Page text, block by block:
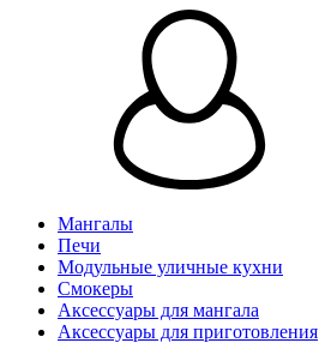
Мангалы
Печи
Модульные уличные кухни
Смокеры
Аксессуары для мангала
Аксессуары для приготовления